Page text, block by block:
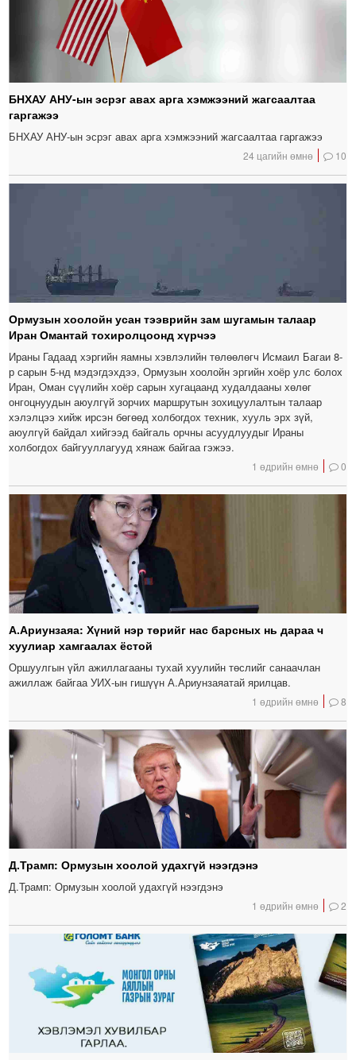
БНХАУ АНУ-ын эсрэг авах арга хэмжээний жагсаалтаа
гаргажээ
БНХАУ АНУ-ын эсрэг авах арга хэмжээний жагсаалтаа гаргажээ
24 цагийн өмнө 10
Ормузын хоолойн усан тээврийн зам шугамын талаар
Иран Омантай тохиролцоонд хүрчээ
Ираны Гадаад хэргийн яамны хэвлэлийн төлөөлөгч Исмаил Багаи 8-
р сарын 5-нд мэдэгдэхдээ, Ормузын хоолойн эргийн хоёр улс болох
Иран, Оман сүүлийн хоёр сарын хугацаанд худалдааны хөлөг
онгоцнуудын аюулгүй зорчих маршрутын зохицуулалтын талаар
хэлэлцээ хийж ирсэн бөгөөд холбогдох техник, хууль эрх зүй,
аюулгүй байдал хийгээд байгаль орчны асуудлуудыг Ираны
холбогдох байгууллагууд хянаж байгаа гэжээ.
1 өдрийн өмнө 0
А.Ариунзаяа: Хүний нэр төрийг нас барсных нь дараа ч
хуулиар хамгаалах ёстой
Оршуулгын үйл ажиллагааны тухай хуулийн төслийг санаачлан
ажиллаж байгаа УИХ-ын гишүүн А.Ариунзаяатай ярилцав.
1 өдрийн өмнө 8
Д.Трамп: Ормузын хоолой удахгүй нээгдэнэ
Д.Трамп: Ормузын хоолой удахгүй нээгдэнэ
1 өдрийн өмнө 2